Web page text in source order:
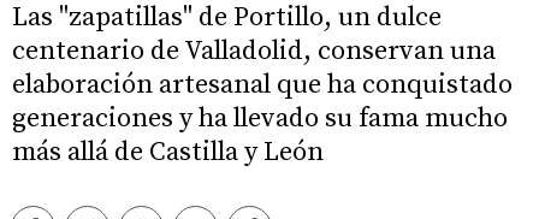
Las "zapatillas" de Portillo, un dulce
centenario de Valladolid, conservan una
elaboración artesanal que ha conquistado
generaciones y ha llevado su fama mucho
más allá de Castilla y León